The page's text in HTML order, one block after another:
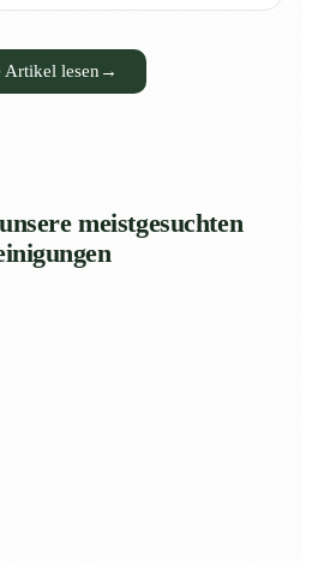
Artikel lesen →
meistgesuchten